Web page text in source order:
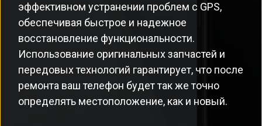
эффективном устранении проблем с GPS,
обеспечивая быстрое и надежное
восстановление функциональности.
Использование оригинальных запчастей и
передовых технологий гарантирует, что после
ремонта ваш телефон будет так же точно
определять местоположение, как и новый.